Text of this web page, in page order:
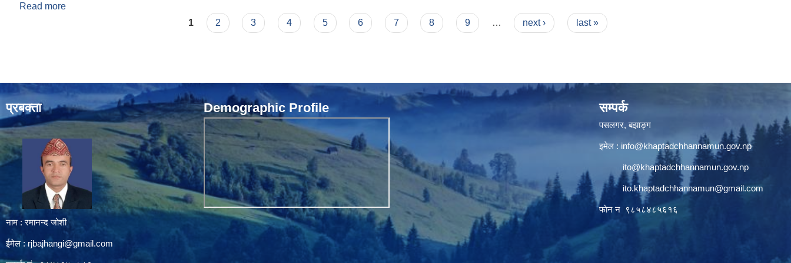
Read more
1 2 3 4 5 6 7 8 9 … next › last »
प्रबक्ता
नाम : रमानन्द जोशी
ईमेल :rjbajhangi@gmail.com
Demographic Profile सम्पर्क
पसलगर, बझाङ्ग
इमेल : info@khaptadchhannamun.gov.np
ito@khaptadchhannamun.gov.np
ito.khaptadchhannamun@gmail.com
फाेन न‌‍‍ ९८५८४८५६१६